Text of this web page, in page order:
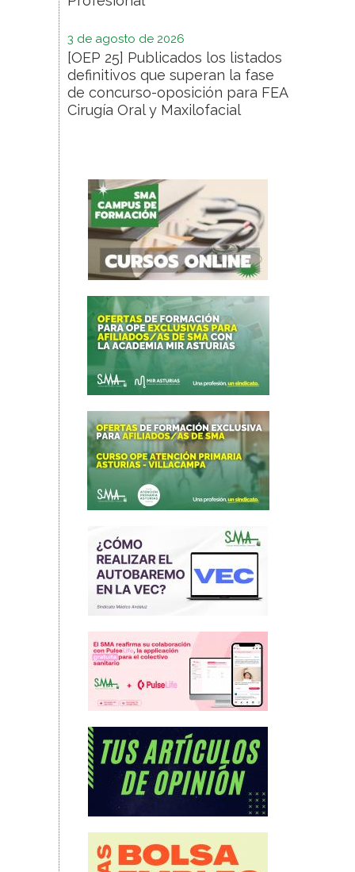
3 de agosto de 2026
[OEP 25] Publicados los listados
definitivos que superan la fase
de concurso-oposición para FEA
Cirugía Oral y Maxilofacial